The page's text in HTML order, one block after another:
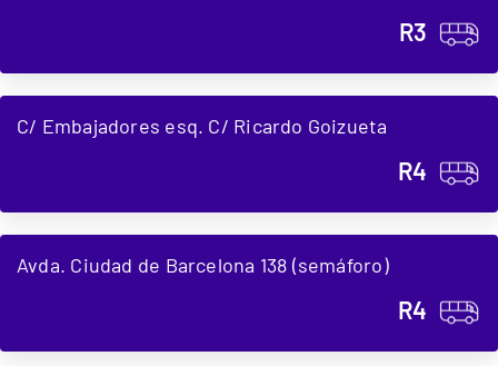
R3
C/ Embajadores esq. C/ Ricardo Goizueta
R4
Avda. Ciudad de Barcelona 138 (semáforo)
R4